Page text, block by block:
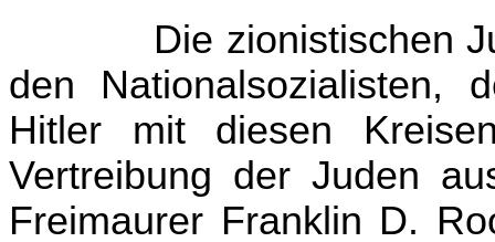
Die zionistischen
den Nationalsozialisten,
Hitler mit diesen
Vertreibung der Juden
Freimaurer Franklin D.